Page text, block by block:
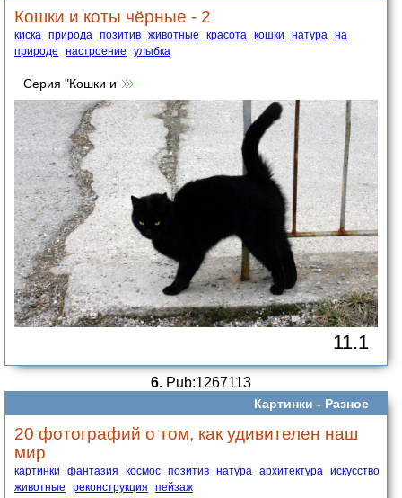
Кошки и коты чёрные - 2
киска природа позитив животные красота кошки натура
на
природе
настроение улыбка
Серия "Кошки и
11.1
6. Pub:1267113
Картинки - Разное
20 фотографий о том, как удивителен наш
мир
картинки фантазия космос позитив натура архитектура искусство
животные
реконструкция пейзаж